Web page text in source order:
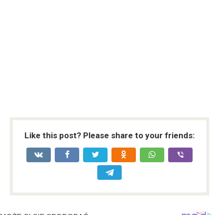
Like this post? Please share to your friends: